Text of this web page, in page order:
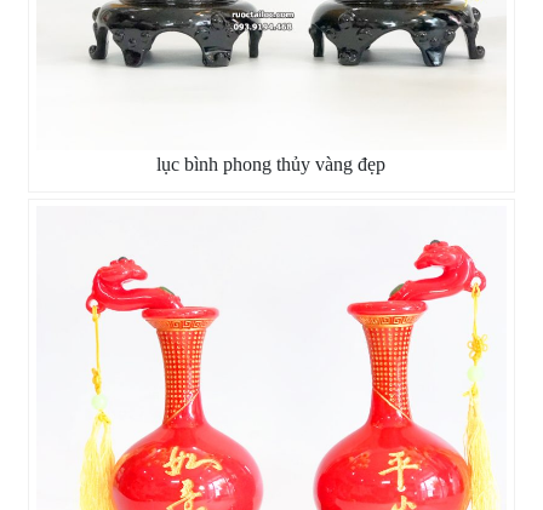
lục bình phong thủy vàng đẹp